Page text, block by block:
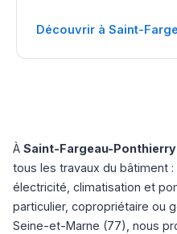
Découvrir à Saint-
À Saint-Fargeau-Ponthierry
tous les travaux du bâtiment :
électricité, climatisation et
particulier, copropriétaire ou
Seine-et-Marne (77), nous